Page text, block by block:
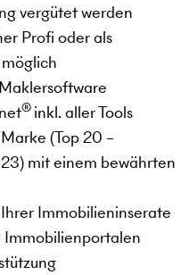
vergütet werden
Profi oder als
® inkl. aller Tools
(Top 20 –
mit einem bewährten
Immobilieninserate